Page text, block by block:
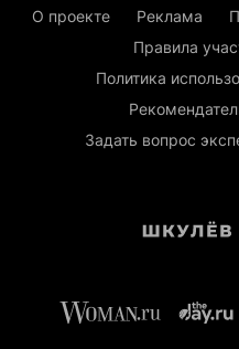
О проекте Реклама
Правила
Политика
Задать вопрос